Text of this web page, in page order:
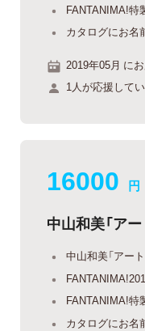
FANTANIMA!特
カタログにお名
2019年05月 に
1人が応援してい
16000 円
中山和美「ア
中山和美「アー
FANTANIMA!特
カタログにお名